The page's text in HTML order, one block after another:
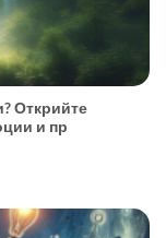
Открийте
и пр